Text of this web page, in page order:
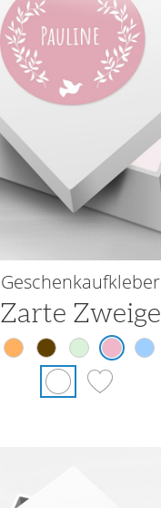
Geschenkaufkleber
Zarte Zweige